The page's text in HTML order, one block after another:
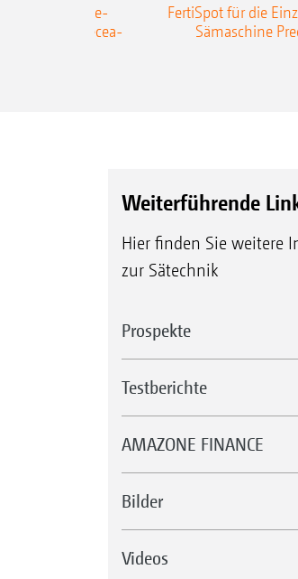
Anhänge-
Precea-
FertiSpot für die
Sämaschine
Weiterführende
Hier finden Sie weitere
zur Sätechnik
Prospekte
Testberichte
AMAZONE FINANCE
Bilder
Videos